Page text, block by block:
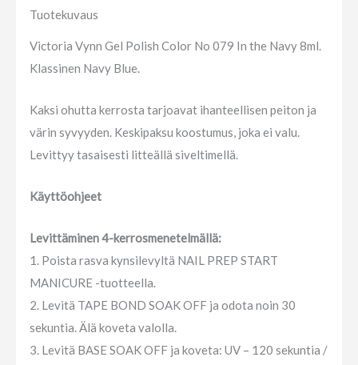
Tuotekuvaus
Victoria Vynn Gel Polish Color No 079 In the Navy 8ml.
Klassinen Navy Blue.
Kaksi ohutta kerrosta tarjoavat ihanteellisen peiton ja
värin syvyyden. Keskipaksu koostumus, joka ei valu.
Levittyy tasaisesti litteällä siveltimellä.
Käyttöohjeet
Levittäminen 4-kerrosmenetelmällä:
1. Poista rasva kynsilevyltä NAIL PREP START
MANICURE -tuotteella.
2. Levitä TAPE BOND SOAK OFF ja odota noin 30
sekuntia. Älä koveta valolla.
3. Levitä BASE SOAK OFF ja koveta: UV – 120 sekuntia /